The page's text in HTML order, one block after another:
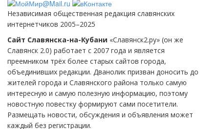
Независимая общественная редакция славянских
интернетчиков 2005–2025
Сайт Славянска-на-Кубани «Славянск2.ру» (он же
Славянск 2.0) работает с 2007 года и является
преемником трёх более старых сайтов города,
объединивших редакции. Дванолик призван доносить до
жителей города и Славянского района только самую
интересную и самую полезную информацию, поэтому
новостную повестку формируют сами посетители.
Размещать новости, обсуждения и объявления может
каждый без регистрации.